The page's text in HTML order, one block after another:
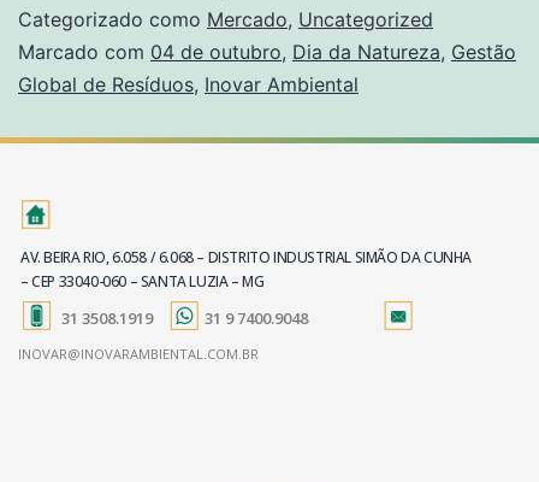
Categorizado como Mercado, Uncategorized
Marcado com 04 de outubro, Dia da Natureza, Gestão
Global de Resíduos, Inovar Ambiental
AV. BEIRA RIO, 6.058 / 6.068 – DISTRITO INDUSTRIAL SIMÃO DA CUNHA
– CEP 33040-060 – SANTA LUZIA – MG
31 3508.1919 31 9 7400.9048
INOVAR@INOVARAMBIENTAL.COM.BR